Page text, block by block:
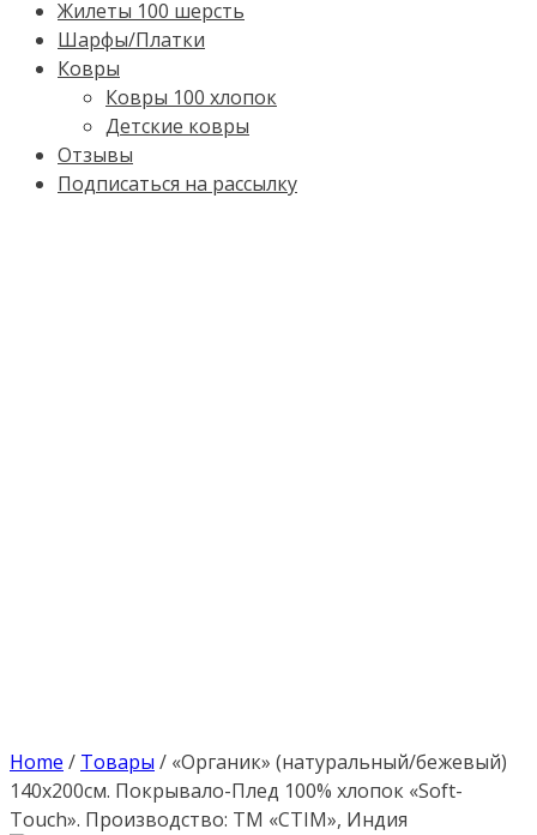
Жилеты 100 шерсть
Шарфы/Платки
Ковры
Ковры 100 хлопок
Детские ковры
Отзывы
Подписаться на рассылку
Home / Товары / «Органик» (натуральный/бежевый)
140х200см. Покрывало-Плед 100% хлопок «Soft-
Touch». Производство: ТМ «CTIM», Индия